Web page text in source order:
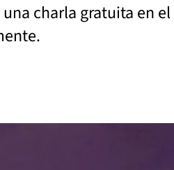
charla gratuita en